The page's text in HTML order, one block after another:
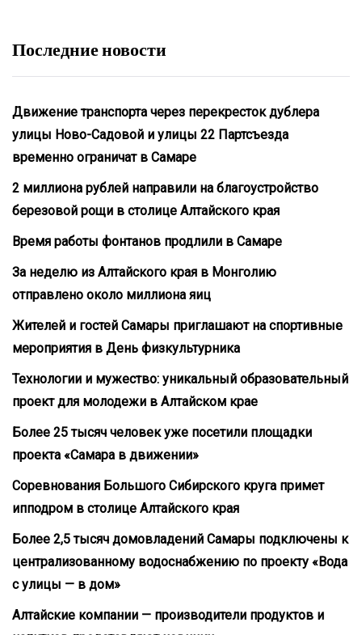
Последние новости
Движение транспорта через перекресток дублера
улицы Ново-Садовой и улицы 22 Партсъезда
временно ограничат в Самаре
2 миллиона рублей направили на благоустройство
березовой рощи в столице Алтайского края
Время работы фонтанов продлили в Самаре
За неделю из Алтайского края в Монголию
отправлено около миллиона яиц
Жителей и гостей Самары приглашают на спортивные
мероприятия в День физкультурника
Технологии и мужество: уникальный образовательный
проект для молодежи в Алтайском крае
Более 25 тысяч человек уже посетили площадки
проекта «Самара в движении»
Соревнования Большого Сибирского круга примет
ипподром в столице Алтайского края
Более 2,5 тысяч домовладений Самары подключены к
централизованному водоснабжению по проекту «Вода
с улицы — в дом»
Алтайские компании — производители продуктов и